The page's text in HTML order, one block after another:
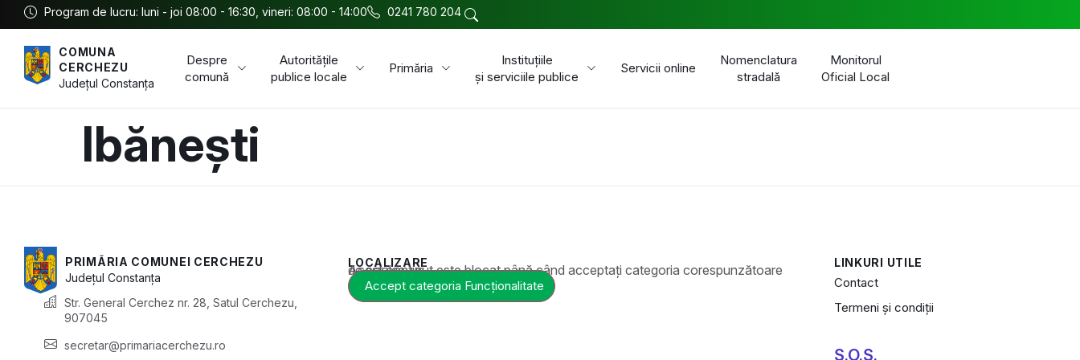
Program de lucru: luni - joi 08:00 - 16:30, vineri: 08:00 - 14:00 0241 780 204
COMUNA
CERCHEZU
JudețulConstanța
Despre
comună
Autoritățile
publice locale
Primăria
Instituțiile
și serviciile publice
Servicii online
Nomenclatura
stradală
Monitorul
Oficial Local
Ibănești
PRIMĂRIA COMUNEI CERCHEZU
JudețulConstanța
Str. General Cerchez nr. 28, Satul Cerchezu,
907045
secretar@primariacerchezu.ro
LOCALIZARE
Acest conținut este blocat până când acceptați categoria corespunzătoare de cookie-uri.
Accept categoria Funcționalitate
LINKURI UTILE
Contact
Termeni și condiții
S.O.S.